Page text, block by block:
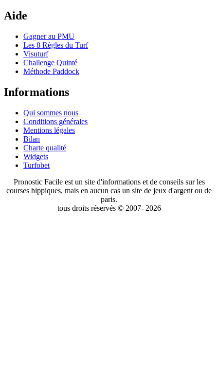
Aide
Gagner au PMU
Les 8 Règles du Turf
Visuturf
Challenge Quinté
Méthode Paddock
Informations
Qui sommes nous
Conditions générales
Mentions légales
Bilan
Charte qualité
Widgets
Turfobet
Pronostic Facile est un site d'informations et de conseils sur les
courses hippiques, mais en aucun cas un site de jeux d'argent ou de
paris.
tous droits réservés © 2007- 2026